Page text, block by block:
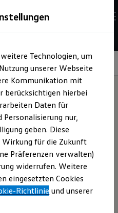
und Gebrauchtwagen
Gebrauchtwagen
bei Gebrauchtwagen
Information
Set
kann einen schonenden
Lagerung Ihrer Räder in
Außen befinden sich
der Radbolzen. Durch
ist eine einfache Zuordnung
das Produkt gern bei Ihrem
Technologien, um
unserer Webseite
Kommunikation mit
berücksichtigen hierbei
Daten für
nur,
geben. Diese
für die Zukunft
Präferenzen verwalten)
widerrufen. Weitere
eingesetzten Cookies
Richtlinie und unserer